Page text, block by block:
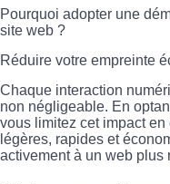
Pourquoi adopter une
site web ?
Réduire votre empreinte
Chaque interaction
non négligeable. En
vous limitez cet impact
légères, rapides et
activement à un web plus